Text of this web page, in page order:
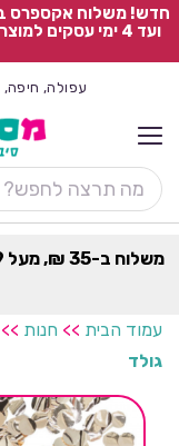
ועד 4 ימי עסקים
עפולה,
עמוד הבית >> חנות >>
גולד